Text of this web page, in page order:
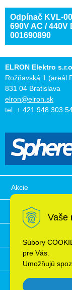
Vaše
Súbory
pre Vás.
Umožňujú
Odpínač KVL-
690V AC /
001690890
ELRON Elektro
Rožňavská 1 (areál
831 04 Bratislava
elron@elron.sk
tel. + 421 948 303
Akcie
Obchodné
Ochrana osobných